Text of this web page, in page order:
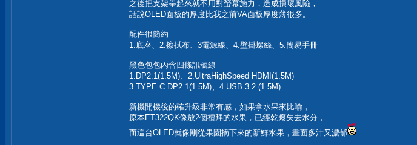
之後把支架舉起來就不用對螢幕施力，造成損壞風險，
話說OLED面板的厚度比我之前VA面板厚度薄很多。
配件很簡約
1.底座、2.擦拭布、3電源線、4.壁掛螺絲、5.簡易手冊
黑色包包內含四條訊號線
1.DP2.1(1.5M)、2.UltraHighSpeed HDMI(1.5M)
3.TYPE C DP2.1(1.5M)、4.USB 3.2 (1.5M)
新機開機後的確升級非常有感，如果拿水果來比喻，
原本ET322QK像放2個禮拜的水果，已經乾瘪失去水分，
而這台OLED就像剛從果園摘下來的新鮮水果，畫面多汁又濃郁